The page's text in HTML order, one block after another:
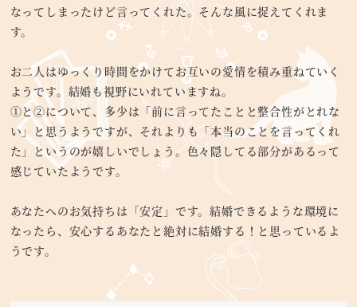
なってしまったけど言ってくれた。そんな風に捉えてくれま
す。
お二人はゆっくり時間をかけてお互いの愛情を積み重ねていく
ようです。結婚も視野にいれていますね。
①と②について、多少は「前に言ってたことと整合性がとれな
い」と思うようですが、それよりも「本当のことを言ってくれ
た」というのが嬉しいでしょう。色々隠してる部分があるって
感じていたようです。
あなたへのお気持ちは「安定」です。結婚できるような環境に
なったら、安心するあなたと絶対に結婚する！と思っているよ
うです。